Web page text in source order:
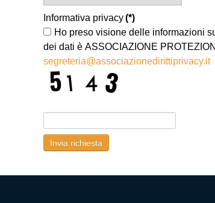
Informativa privacy(*)
Ho preso visione delle informazioni
dei dati è ASSOCIAZIONE
segreteria@associazionedirittiprivacy.it
Invia richiesta